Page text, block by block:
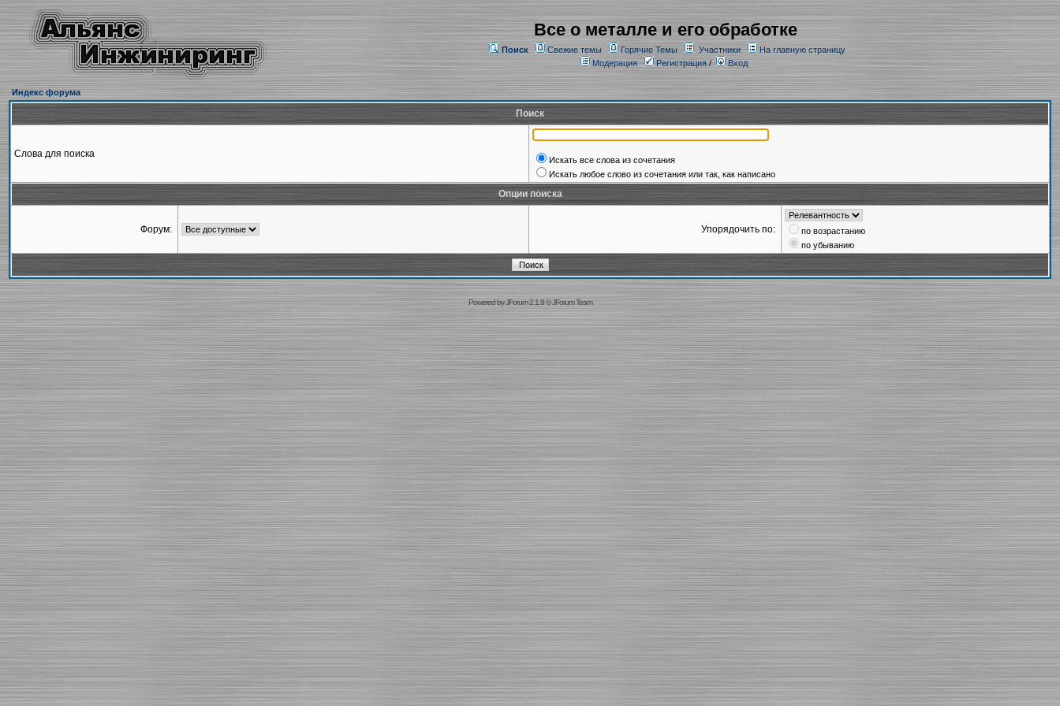
Все о металле и его обработке
Поиск Свежие темы Горячие Темы Участники
На главную страницу
Модерация
Регистрация/ Вход
Индекс форума
Поиск
Слова для поиска
Искать все слова из сочетания
Искать любое слово из сочетания или так, как написано
Опции поиска
Форум: Упорядочить по:
по возрастанию
по убыванию
Powered byJForum 2.1.9©JForum Team